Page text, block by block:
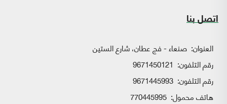
اتصل بنا
العنوان: صنعاء - فج عطان، شارع الستين
رقم التلفون: 9671450121
رقم التلفون: 9671445993
هاتف محمول: 770445995